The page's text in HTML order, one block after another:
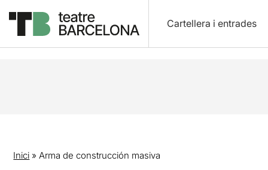
Cartellera i entrades
Inici »Arma de construcción masiva